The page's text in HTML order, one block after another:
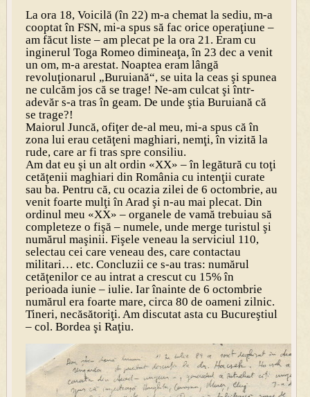
La ora 18, Voicilă (în 22) m-a chemat la sediu, m-a
cooptat în FSN, mi-a spus să fac orice operaţiune –
am făcut liste – am plecat pe la ora 21. Eram cu
inginerul Toga Romeo dimineaţa, în 23 dec a venit
un om, m-a arestat. Noaptea eram lângă
revoluţionarul „Buruiană“, se uita la ceas şi spunea
ne culcăm jos că se trage! Ne-am culcat şi într-
adevăr s-a tras în geam. De unde ştia Buruiană că
se trage?!
Maiorul Juncă, ofiţer de-al meu, mi-a spus că în
zona lui erau cetăţeni maghiari, nemţi, în vizită la
rude, care ar fi tras spre consiliu.
Am dat eu şi un alt ordin «XX» – în legătură cu toţi
cetăţenii maghiari din România cu intenţii curate
sau ba. Pentru că, cu ocazia zilei de 6 octombrie, au
venit foarte mulţi în Arad şi n-au mai plecat. Din
ordinul meu «XX» – organele de vamă trebuiau să
completeze o fişă – numele, unde merge turistul şi
numărul maşinii. Fişele veneau la serviciul 110,
selectau cei care veneau des, care contactau
militari… etc. Concluzii ce s-au tras: numărul
cetăţenilor ce au intrat a crescut cu 15% în
perioada iunie – iulie. Iar înainte de 6 octombrie
numărul era foarte mare, circa 80 de oameni zilnic.
Tineri, necăsătoriţi. Am discutat asta cu Bucureştiul
– col. Bordea şi Raţiu.